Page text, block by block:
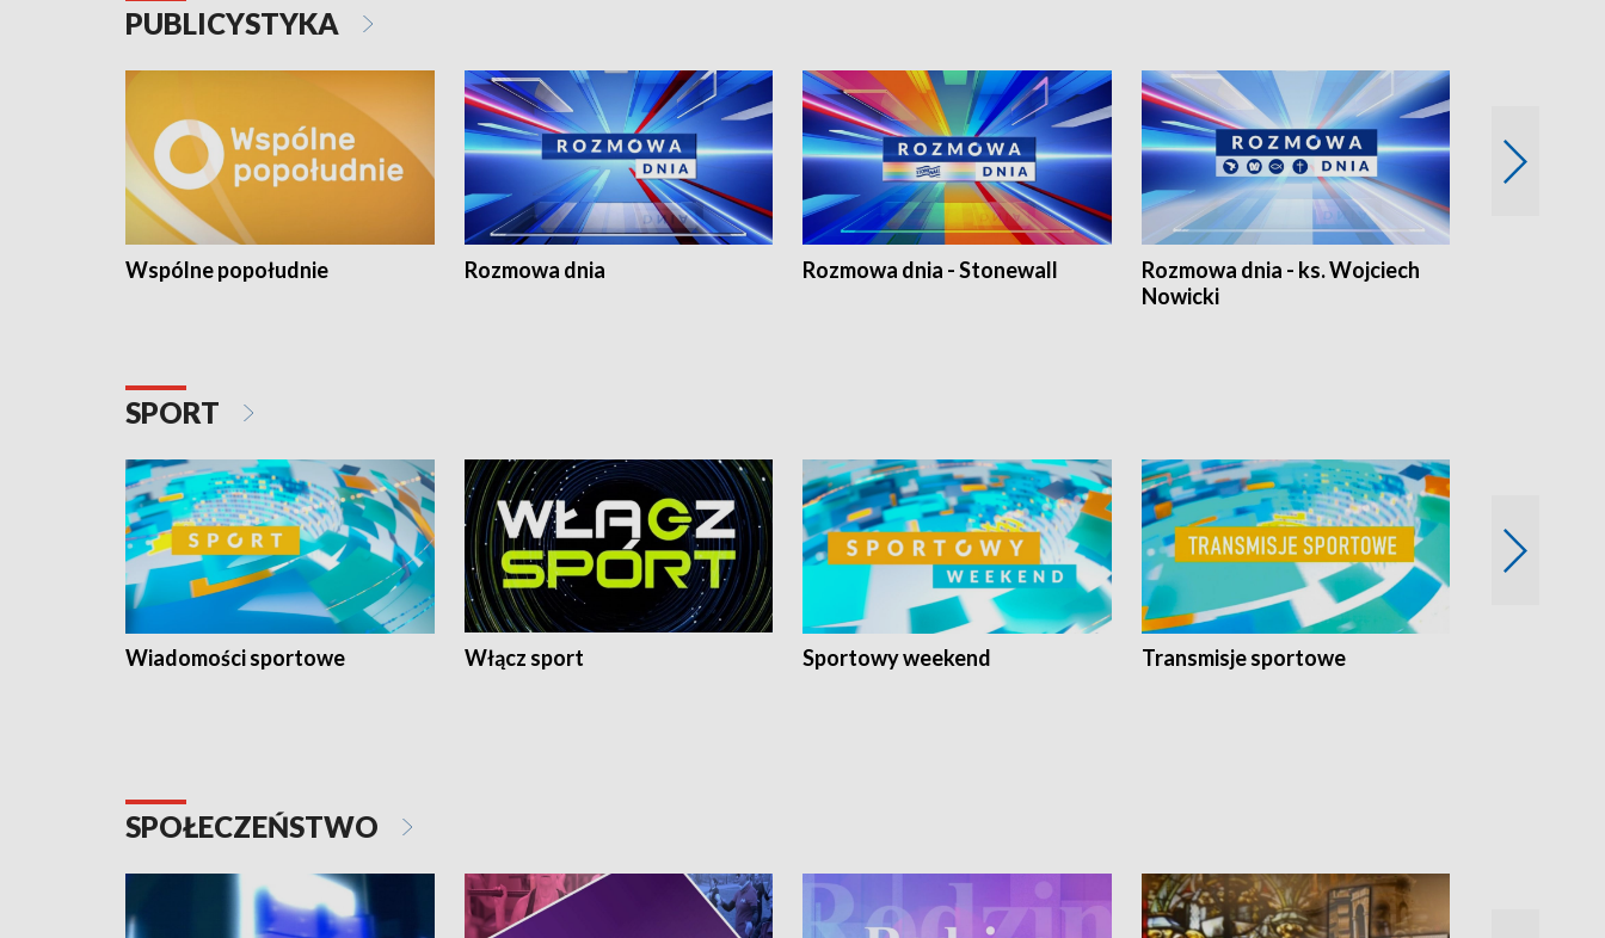
PUBLICYSTYKA
Wspólne popołudnie Rozmowa dnia Rozmowa dnia - Stonewall
Rozmowa dnia - ks. Wojciech
Nowicki
SPORT
Wiadomości sportowe Włącz sport Sportowy weekend Transmisje sportowe
SPOŁECZEŃSTWO